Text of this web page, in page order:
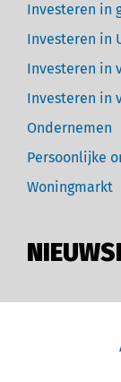
Investeren in
Investeren in
Investeren in
Investeren in
Ondernemen
Persoonlijke
Woningmarkt